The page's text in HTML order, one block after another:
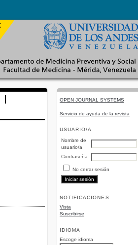
OPEN JOURNAL SYSTEMS
Servicio de ayuda de la revista
USUARIO/A
Nombre de
usuario/a
Contraseña
No cerrar sesión
NOTIFICACIONES
Vista
Suscribirse
IDIOMA
Escoge idioma